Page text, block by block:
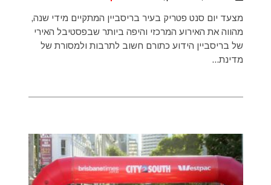
מצעד יום סנט פטריק בעיר בריסביין המתקיים מידי שנה,
מהווה את האירוע המרכזי והיפה ביותר שבפסטיבל האירי
של בריסביין הידוע כתורם חשוב לתרבות ולמסורת של
מדינת...